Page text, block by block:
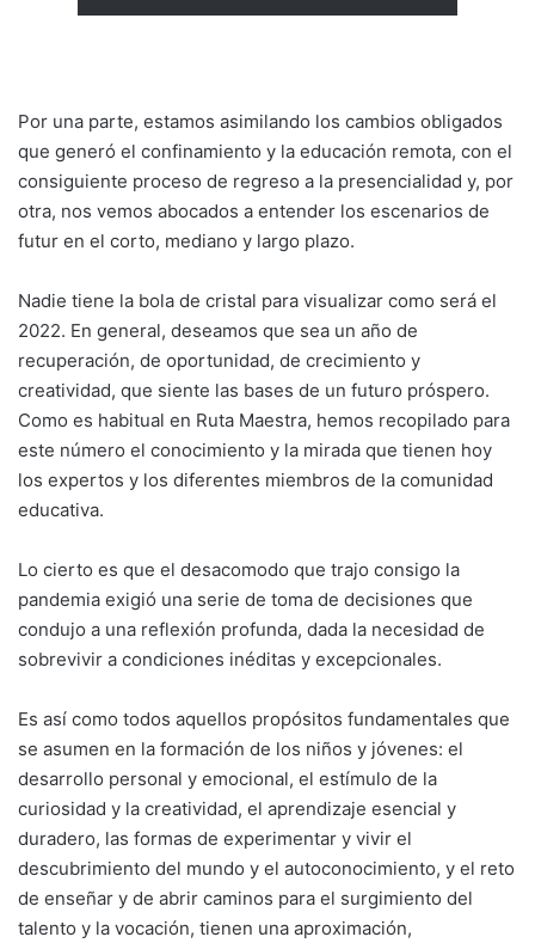
Por una parte, estamos asimilando los cambios obligados
que generó el confinamiento y la educación remota, con el
consiguiente proceso de regreso a la presencialidad y, por
otra, nos vemos abocados a entender los escenarios de
futur en el corto, mediano y largo plazo.
Nadie tiene la bola de cristal para visualizar como será el
2022. En general, deseamos que sea un año de
recuperación, de oportunidad, de crecimiento y
creatividad, que siente las bases de un futuro próspero.
Como es habitual en Ruta Maestra, hemos recopilado para
este número el conocimiento y la mirada que tienen hoy
los expertos y los diferentes miembros de la comunidad
educativa.
Lo cierto es que el desacomodo que trajo consigo la
pandemia exigió una serie de toma de decisiones que
condujo a una reflexión profunda, dada la necesidad de
sobrevivir a condiciones inéditas y excepcionales.
Es así como todos aquellos propósitos fundamentales que
se asumen en la formación de los niños y jóvenes: el
desarrollo personal y emocional, el estímulo de la
curiosidad y la creatividad, el aprendizaje esencial y
duradero, las formas de experimentar y vivir el
descubrimiento del mundo y el autoconocimiento, y el reto
de enseñar y de abrir caminos para el surgimiento del
talento y la vocación, tienen una aproximación,